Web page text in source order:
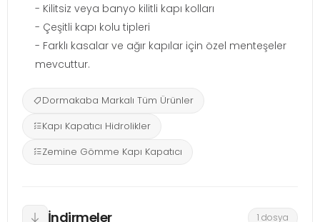
- Kilitsiz veya banyo kilitli kapı kolları
- Çeşitli kapı kolu tipleri
- Farklı kasalar ve ağır kapılar için özel menteşeler
mevcuttur.
Dormakaba Markalı Tüm Ürünler
Kapı Kapatıcı Hidrolikler
Zemine Gömme Kapı Kapatıcı
İndirmeler 1 dosya